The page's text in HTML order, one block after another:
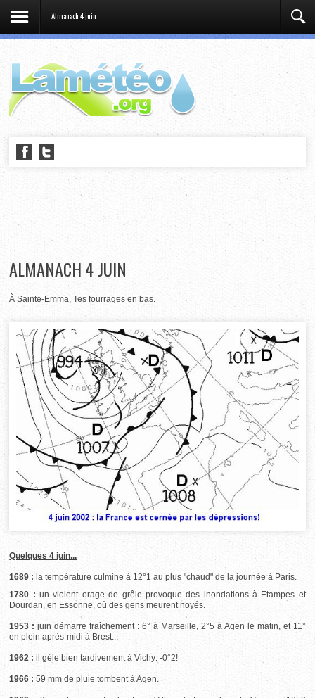
Almanach 4 juin
ALMANACH 4 JUIN
À Sainte-Emma, Tes fourrages en bas.
Quelques 4 juin...
1689 : la température culmine à 12°1 au plus "chaud" de la journée à Paris.
1780 : un violent orage de grêle provoque des inondations à Etampes et
Dourdan, en Essonne, où des gens meurent noyés.
1953 : juin démarre fraîchement : 6° à Marseille, 2°5 à Agen le matin, et 11°
en plein après-midi à Brest...
1962 : il gèle bien tardivement à Vichy: -0°2!
1966 : 59 mm de pluie tombent à Agen.